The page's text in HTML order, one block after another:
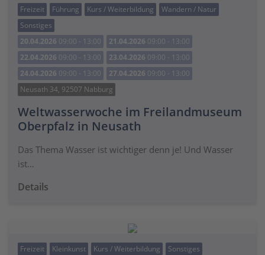
Freizeit Führung Kurs / Weiterbildung
Wandern / Natur
Sonstiges
20.04.2026 09:00 - 13:00 21.04.2026 09:00 - 13:00
22.04.2026 09:00 - 13:00 23.04.2026 09:00 - 13:00
24.04.2026 09:00 - 13:00 27.04.2026 09:00 - 13:00
Neusath 34, 92507 Nabburg
Weltwasserwoche im Freilandmuseum
Oberpfalz in Neusath
Das Thema Wasser ist wichtiger denn je! Und Wasser
ist…
Details
Freizeit Kleinkunst Kurs / Weiterbildung
Sonstiges